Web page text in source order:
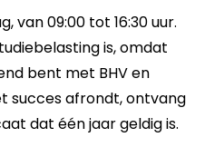
van 09:00 tot 16:30 uur.
is, omdat
bent met BHV en
succes afrondt, ontvang
dat één jaar geldig is.